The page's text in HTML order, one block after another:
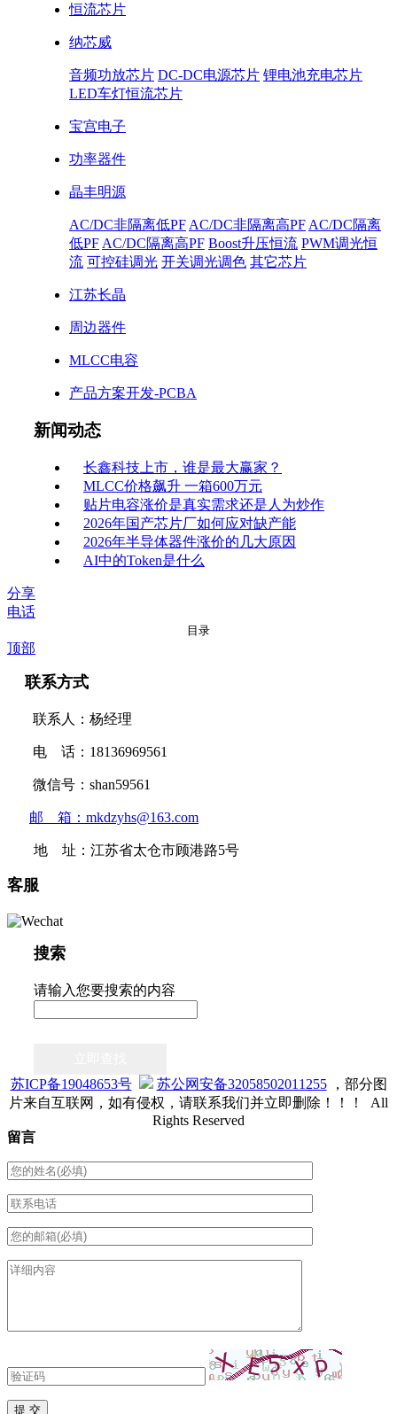
恒流芯片
纳芯威
音频功放芯片 DC-DC电源芯片 锂电池充电芯片
LED车灯恒流芯片
宝宫电子
功率器件
晶丰明源
AC/DC非隔离低PF AC/DC非隔离高PF AC/DC隔离
低PF AC/DC隔离高PF Boost升压恒流 PWM调光恒
流 可控硅调光 开关调光调色 其它芯片
江苏长晶
周边器件
MLCC电容
产品方案开发-PCBA
新闻动态
长鑫科技上市，谁是最大赢家？
MLCC价格飙升 一箱600万元
贴片电容涨价是真实需求还是人为炒作
2026年国产芯片厂如何应对缺产能
2026年半导体器件涨价的几大原因
AI中的Token是什么
分享
电话
目录
顶部
联系方式
联系人：杨经理
电 话：18136969561
微信号：shan59561
邮 箱：mkdzyhs@163.com
地 址：江苏省太仓市顾港路5号
客服
搜索
请输入您要搜索的内容
苏ICP备19048653号
苏公网安备32058502011255，部分图
片来自互联网，如有侵权，请联系我们并立即删除！！！ All
Rights Reserved
留言